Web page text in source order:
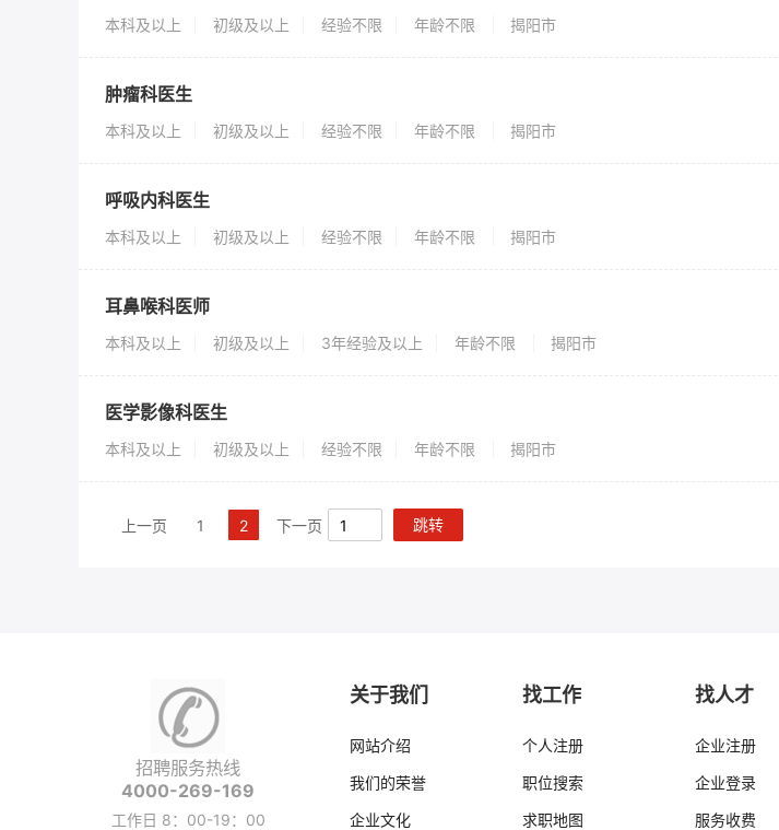
本科及以上 初级及以上 经验不限 年龄不限 揭阳市
肿瘤科医生
本科及以上 初级及以上 经验不限 年龄不限 揭阳市
呼吸内科医生
本科及以上 初级及以上 经验不限 年龄不限 揭阳市
耳鼻喉科医师
本科及以上 初级及以上 3年经验及以上 年龄不限 揭阳市
医学影像科医生
本科及以上 初级及以上 经验不限 年龄不限 揭阳市
上一页 1 2 下一页 跳转
招聘服务热线
4000-269-169
工作日 8：00-19：00
关于我们
网站介绍
我们的荣誉
企业文化
找工作
个人注册
职位搜索
求职地图
找人才
企业注册
企业登录
服务收费